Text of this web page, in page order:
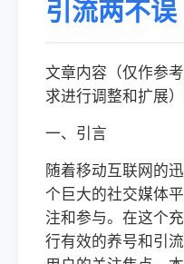
引流两不误
文章内容（仅作参
求进行调整和扩展）
一、引言
随着移动互联网的
个巨大的社交媒体
注和参与。在这个
行有效的养号和引